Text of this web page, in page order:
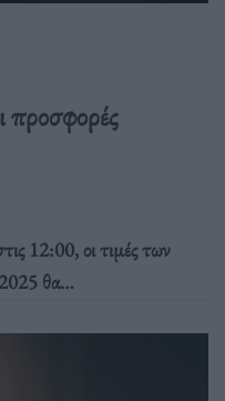
12:00, οι τιμές των
θα